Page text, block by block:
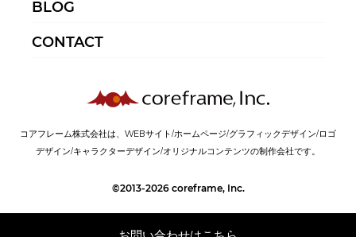
BLOG
CONTACT
コアフレーム株式会社は、WEBサイト/ホームページ/グラフィックデザイン/ロゴ
デザイン/キャラクターデザイン/オリジナルコンテンツの制作会社です。
©2013-2026 coreframe, Inc.